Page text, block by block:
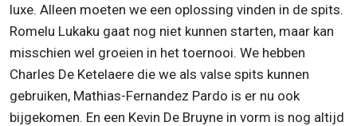
luxe. Alleen moeten we een oplossing vinden in de spits.
Romelu Lukaku gaat nog niet kunnen starten, maar kan
misschien wel groeien in het toernooi. We hebben
Charles De Ketelaere die we als valse spits kunnen
gebruiken, Mathias-Fernandez Pardo is er nu ook
bijgekomen. En een Kevin De Bruyne in vorm is nog altijd